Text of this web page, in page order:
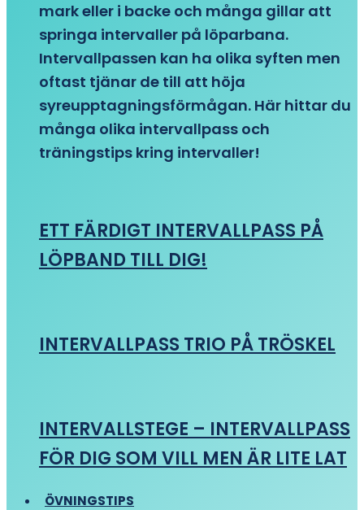
mark eller i backe och många gillar att
springa intervaller på löparbana.
Intervallpassen kan ha olika syften men
oftast tjänar de till att höja
syreupptagningsförmågan. Här hittar du
många olika intervallpass och
träningstips kring intervaller!
ETT FÄRDIGT INTERVALLPASS PÅ
LÖPBAND TILL DIG!
INTERVALLPASS TRIO PÅ TRÖSKEL
INTERVALLSTEGE – INTERVALLPASS
FÖR DIG SOM VILL MEN ÄR LITE LAT
ÖVNINGSTIPS